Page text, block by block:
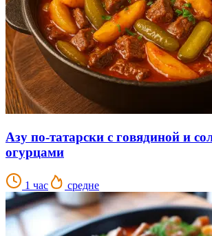
Азу по-татарски с говядиной и
огурцами
1 час средне